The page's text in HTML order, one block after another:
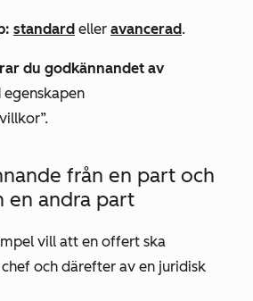
standard eller avancerad.
du godkännandet av
egenskapen
”.
från en part och
en andra part
vill att en offert ska
och därefter av en juridisk